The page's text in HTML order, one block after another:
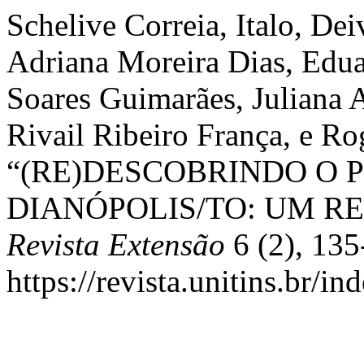
Schelive Correia, Italo,
Adriana Moreira Dias,
Soares Guimarães, Juliana
Rivail Ribeiro França, e
“(RE)DESCOBRINDO O
DIANÓPOLIS/TO: UM
Revista Extensão 6 (2),
https://revista.unitins.br/